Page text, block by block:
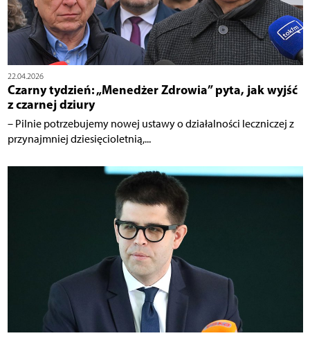
22.04.2026
Czarny tydzień: „Menedżer Zdrowia” pyta, jak wyjść
z czarnej dziury
– Pilnie potrzebujemy nowej ustawy o działalności leczniczej z
przynajmniej dziesięcioletnią,...